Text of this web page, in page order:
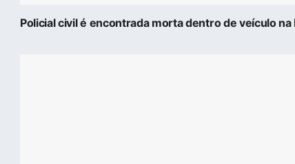
Policial civil é encontrada morta dentro de veículo na